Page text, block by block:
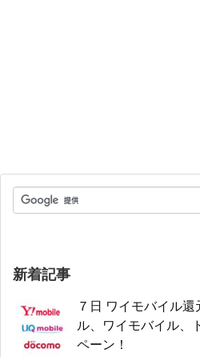
新着記事
７日 ワイモバイル
ル、ワイモバイル、
ペーン！